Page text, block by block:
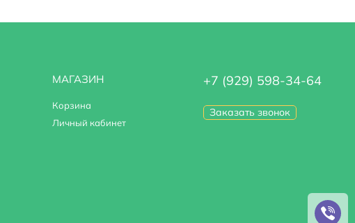
МАГАЗИН
Корзина
Личный кабинет
+7 (929) 598-34-64
Заказать звонок